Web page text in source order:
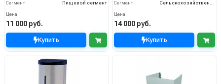
Сегмент
Пищевой сегмент
Цена
11 000 руб.
Купить
Сегмент
Сельскохозяйственный сегмент
Цена
14 000 руб.
Купить